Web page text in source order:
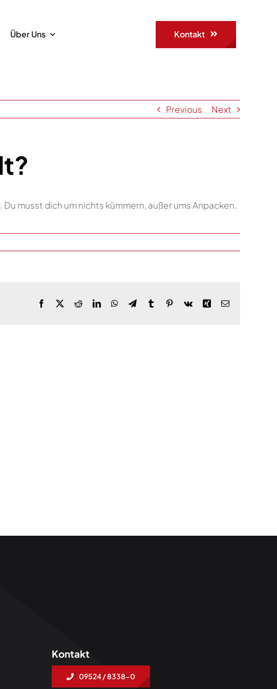
Über Uns Kontakt
Previous Next
musst dich um nichts kümmern, außer ums Anpacken.
Facebook
X RedditLinkedInWhatsApp
TelegramTumblrPinterest
Vk Xing Email
Kontakt
09524 / 8338-0